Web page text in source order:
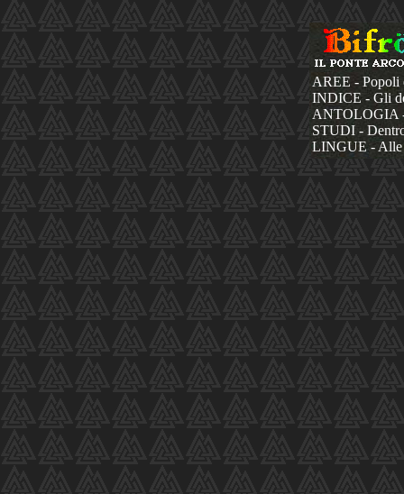
AREE - Popoli
INDICE - Gli
ANTOLOGIA
STUDI -
LINGUE - Alle